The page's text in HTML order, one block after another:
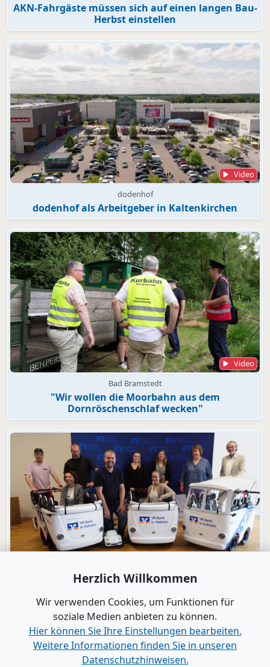
AKN-Fahrgäste müssen sich auf einen langen Bau-
Herbst einstellen
Video
dodenhof
dodenhof als Arbeitgeber in Kaltenkirchen
Video
Bad Bramstedt
"Wir wollen die Moorbahn aus dem
Dornröschenschlaf wecken"
Engagement
VR Bank in Holstein macht KiTas mobil!
Alle Videos anzeigen
Herzlich Willkommen
Wir verwenden Cookies, um Funktionen für
soziale Medien anbieten zu können.
Hier können Sie Ihre Einstellungen bearbeiten.
Weitere Informationen finden Sie in unseren
Datenschutzhinweisen.